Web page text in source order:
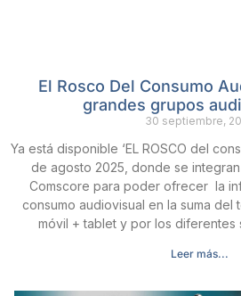
El Rosco Del Consumo
grandes grupos
30 septiembre,
Ya está disponible ‘EL ROSCO del
de agosto 2025, donde se
Comscore para poder ofrecer la
consumo audiovisual en la suma
móvil + tablet y por los diferentes
Leer más...